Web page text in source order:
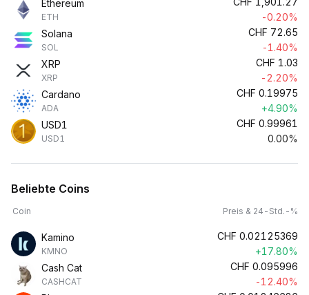
Ethereum
ETH
-0.20%
Solana
SOL
CHF 72.65
-1.40%
XRP
XRP
CHF 1.03
-2.20%
Cardano
ADA
CHF 0.19975
+4.90%
USD1
USD1
CHF 0.99961
0.00%
Beliebte Coins
Coin Preis & 24-Std.-%
Kamino
KMNO
CHF 0.02125369
+17.80%
Cash Cat
CASHCAT
CHF 0.095996
-12.40%